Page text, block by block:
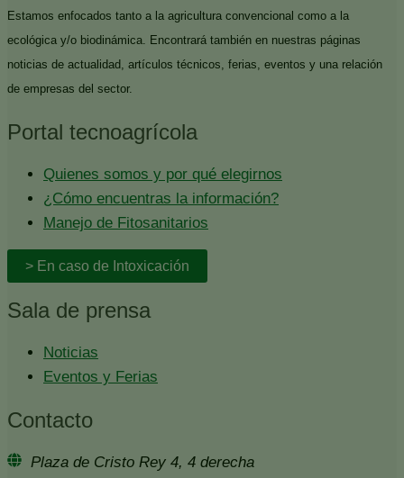
Estamos enfocados tanto a la agricultura convencional como a la
ecológica y/o biodinámica. Encontrará también en nuestras páginas
noticias de actualidad, artículos técnicos, ferias, eventos y una relación
de empresas del sector.
Portal tecnoagrícola
Quienes somos y por qué elegirnos
¿Cómo encuentras la información?
Manejo de Fitosanitarios
> En caso de Intoxicación
Sala de prensa
Noticias
Eventos y Ferias
Contacto
Plaza de Cristo Rey 4, 4 derecha